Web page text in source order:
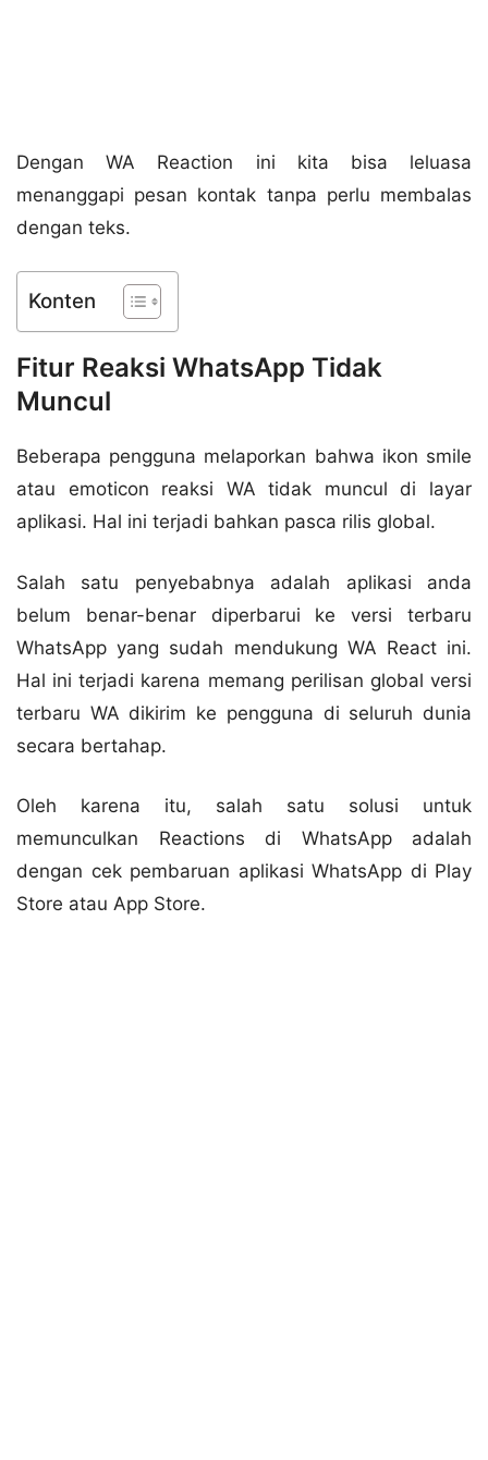
Dengan WA Reaction ini kita bisa leluasa
menanggapi pesan kontak tanpa perlu membalas
dengan teks.
Konten
Fitur Reaksi WhatsApp Tidak
Muncul
Beberapa pengguna melaporkan bahwa ikon smile
atau emoticon reaksi WA tidak muncul di layar
aplikasi. Hal ini terjadi bahkan pasca rilis global.
Salah satu penyebabnya adalah aplikasi anda
belum benar-benar diperbarui ke versi terbaru
WhatsApp yang sudah mendukung WA React ini.
Hal ini terjadi karena memang perilisan global versi
terbaru WA dikirim ke pengguna di seluruh dunia
secara bertahap.
Oleh karena itu, salah satu solusi untuk
memunculkan Reactions di WhatsApp adalah
dengan cek pembaruan aplikasi WhatsApp di Play
Store atau App Store.